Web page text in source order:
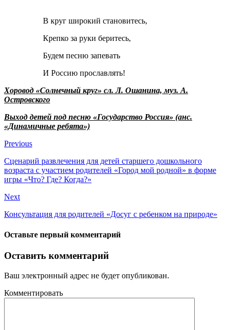
В круг широкий становитесь,
Крепко за руки беритесь,
Будем песню запевать
И Россию прославлять!
Хоровод «Солнечный круг» сл. Л. Ошанина, муз. А.
Островского
Выход детей под песню «Государство Россия» (анс.
«Динамичные ребята»)
Previous
Сценарий развлечения для детей старшего дошкольного
возраста с участием родителей «Город мой родной» в форме
игры «Что? Где? Когда?»
Next
Консультация для родителей «Досуг с ребенком на природе»
Оставьте первый комментарий
Оставить комментарий
Ваш электронный адрес не будет опубликован.
Комментировать